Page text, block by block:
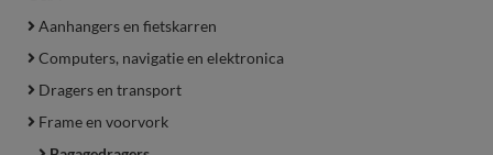
Aanhangers en fietskarren
Computers, navigatie en elektronica
Dragers en transport
Frame en voorvork